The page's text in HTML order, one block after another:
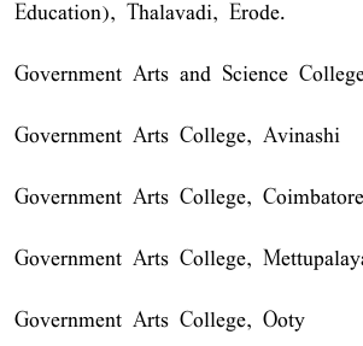
Education), Thalavadi, Erode.
Government Arts and Science
Government Arts College, Avinashi
Government Arts College, Coimbatore
Government Arts College,
Government Arts College, Ooty